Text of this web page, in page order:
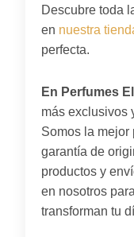
Descubre toda
en nuestra
perfecta.
En Perfumes
más exclusivos
Somos la mejor
garantía de
productos y
en nosotros
transforman tu